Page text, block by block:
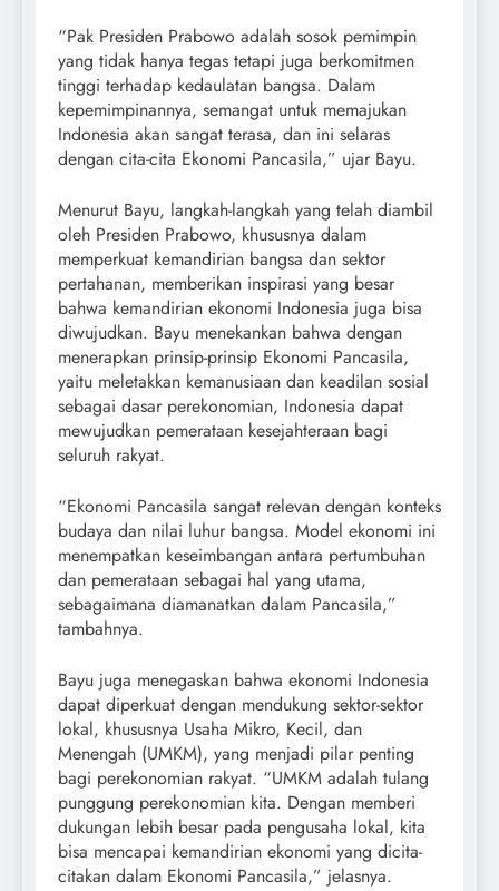
“Pak Presiden Prabowo adalah sosok pemimpin
yang tidak hanya tegas tetapi juga berkomitmen
tinggi terhadap kedaulatan bangsa. Dalam
kepemimpinannya, semangat untuk memajukan
Indonesia akan sangat terasa, dan ini selaras
dengan cita-cita Ekonomi Pancasila,” ujar Bayu.
Menurut Bayu, langkah-langkah yang telah diambil
oleh Presiden Prabowo, khususnya dalam
memperkuat kemandirian bangsa dan sektor
pertahanan, memberikan inspirasi yang besar
bahwa kemandirian ekonomi Indonesia juga bisa
diwujudkan. Bayu menekankan bahwa dengan
menerapkan prinsip-prinsip Ekonomi Pancasila,
yaitu meletakkan kemanusiaan dan keadilan sosial
sebagai dasar perekonomian, Indonesia dapat
mewujudkan pemerataan kesejahteraan bagi
seluruh rakyat.
“Ekonomi Pancasila sangat relevan dengan konteks
budaya dan nilai luhur bangsa. Model ekonomi ini
menempatkan keseimbangan antara pertumbuhan
dan pemerataan sebagai hal yang utama,
sebagaimana diamanatkan dalam Pancasila,”
tambahnya.
Bayu juga menegaskan bahwa ekonomi Indonesia
dapat diperkuat dengan mendukung sektor-sektor
lokal, khususnya Usaha Mikro, Kecil, dan
Menengah (UMKM), yang menjadi pilar penting
bagi perekonomian rakyat. “UMKM adalah tulang
punggung perekonomian kita. Dengan memberi
dukungan lebih besar pada pengusaha lokal, kita
bisa mencapai kemandirian ekonomi yang dicita-
citakan dalam Ekonomi Pancasila,” jelasnya.